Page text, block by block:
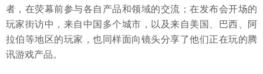
者，在荧幕前参与各自产品和领域的交流；在发布会开场的
玩家街访中，来自中国多个城市，以及来自美国、巴西、阿
拉伯等地区的玩家，也同样面向镜头分享了他们正在玩的腾
讯游戏产品。